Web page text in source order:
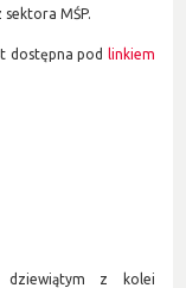
MŚP.
dostępna pod
linkiem
z kolei